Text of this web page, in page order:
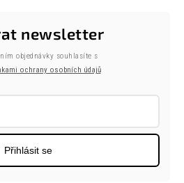
newsletter
objednávky souhlasíte s
ochrany osobních údajů
Přihlásit se